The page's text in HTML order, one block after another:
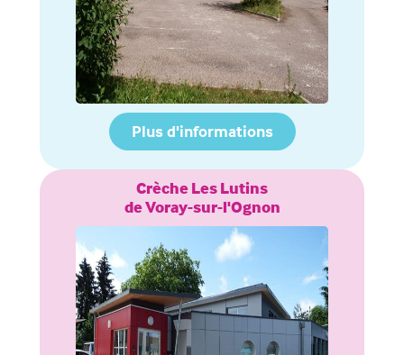
Plus d'informations
Crèche Les Lutins
de Voray-sur-l'Ognon